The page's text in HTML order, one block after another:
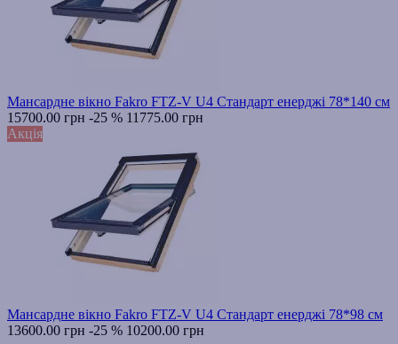
Мансардне вікно Fakro FTZ-V U4 Стандарт енерджі 78*140 см
15700.00 грн -25 % 11775.00 грн
Акція
Мансардне вікно Fakro FTZ-V U4 Стандарт енерджі 78*98 см
13600.00 грн -25 % 10200.00 грн